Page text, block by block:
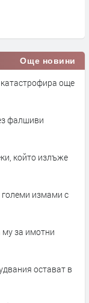
Още новини
още
фалшиви
който излъже
измами с
за имотни
остават в